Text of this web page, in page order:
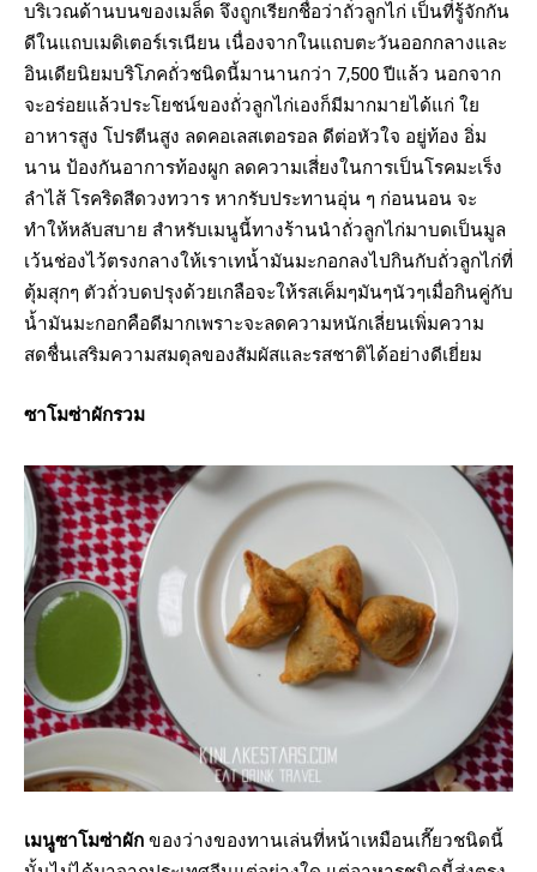
บริเวณด้านบนของเมล็ด จึงถูกเรียกชื่อว่าถั่วลูกไก่ เป็นที่รู้จักกัน
ดีในแถบเมดิเตอร์เรเนียน เนื่องจากในแถบตะวันออกกลางและ
อินเดียนิยมบริโภคถั่วชนิดนี้มานานกว่า 7,500 ปีแล้ว นอกจาก
จะอร่อยแล้วประโยชน์ของถั่วลูกไก่เองก็มีมากมายได้แก่ ใย
อาหารสูง โปรตีนสูง ลดคอเลสเตอรอล ดีต่อหัวใจ อยู่ท้อง อิ่ม
นาน ป้องกันอาการท้องผูก ลดความเสี่ยงในการเป็นโรคมะเร็ง
ลำไส้ โรคริดสีดวงทวาร หากรับประทานอุ่น ๆ ก่อนนอน จะ
ทำให้หลับสบาย สำหรับเมนูนี้ทางร้านนำถั่วลูกไก่มาบดเป็นมูล
เว้นช่องไว้ตรงกลางให้เราเทน้ำมันมะกอกลงไปกินกับถั่วลูกไก่ที่
ตุ้มสุกๆ ตัวถั่วบดปรุงด้วยเกลือจะให้รสเค็มๆมันๆนัวๆเมื่อกินคู่กับ
น้ำมันมะกอกคือดีมากเพราะจะลดความหนักเลี่ยนเพิ่มความ
สดชื่นเสริมความสมดุลของสัมผัสและรสชาติได้อย่างดีเยี่ยม
ซาโมซ่าผักรวม
เมนูซาโมซ่าผัก ของว่างของทานเล่นที่หน้าเหมือนเกี๊ยวชนิดนี้